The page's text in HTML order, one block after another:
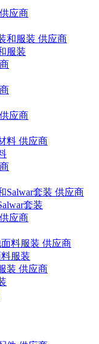
服装
套装
服装